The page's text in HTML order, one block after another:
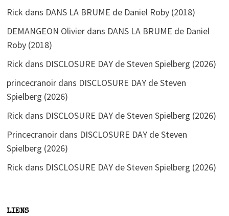
Rick dans DANS LA BRUME de Daniel Roby (2018)
DEMANGEON Olivierdans DANS LA BRUME de Daniel
Roby (2018)
Rick dans DISCLOSURE DAY de Steven Spielberg (2026)
princecranoirdans DISCLOSURE DAY de Steven
Spielberg (2026)
Rick dans DISCLOSURE DAY de Steven Spielberg (2026)
Princecranoirdans DISCLOSURE DAY de Steven
Spielberg (2026)
Rick dans DISCLOSURE DAY de Steven Spielberg (2026)
LIENS